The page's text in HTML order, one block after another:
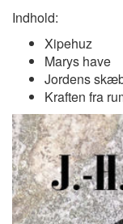
Indhold:
Xipehuz
Marys have
Jordens
Kraften fra